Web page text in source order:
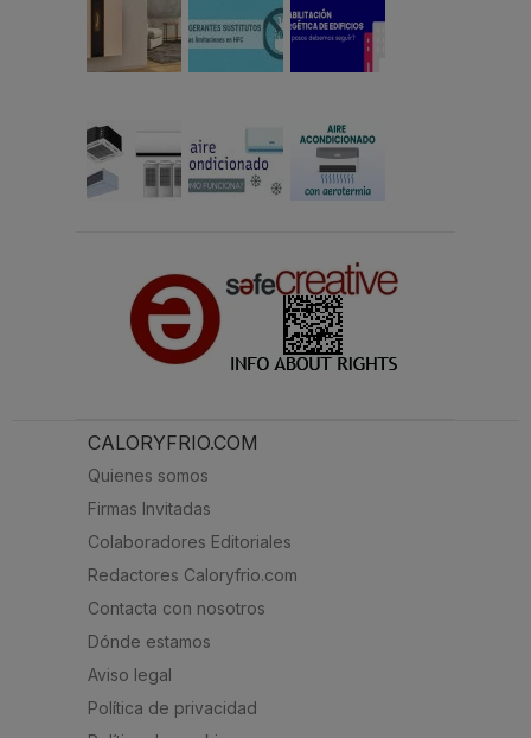
CALORYFRIO.COM
Quienes somos
Firmas Invitadas
Colaboradores Editoriales
Redactores Caloryfrio.com
Contacta con nosotros
Dónde estamos
Aviso legal
Política de privacidad